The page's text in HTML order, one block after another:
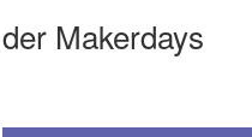
Makerdays